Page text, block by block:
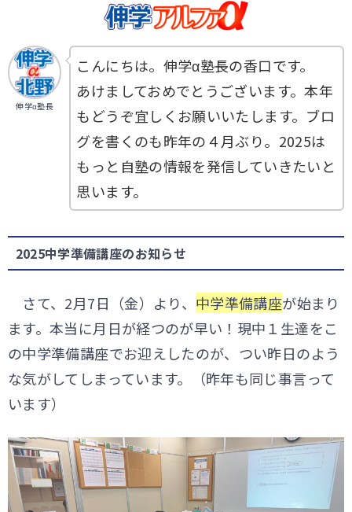
伸学α塾長
こんにちは。伸学α塾長の香口です。
あけましておめでとうございます。本年
もどうぞ宜しくお願いいたします。ブロ
グを書くのも昨年の４月ぶり。2025は
もっと自塾の情報を発信していきたいと
思います。
2025中学準備講座のお知らせ
さて、2月7日（金）より、 中学準備講座が始まり
ます。本当に月日が経つのが早い！現中１生達をこ
の中学準備講座でお迎えしたのが、つい昨日のよう
な気がしてしまっています。（昨年も同じ事言って
います）